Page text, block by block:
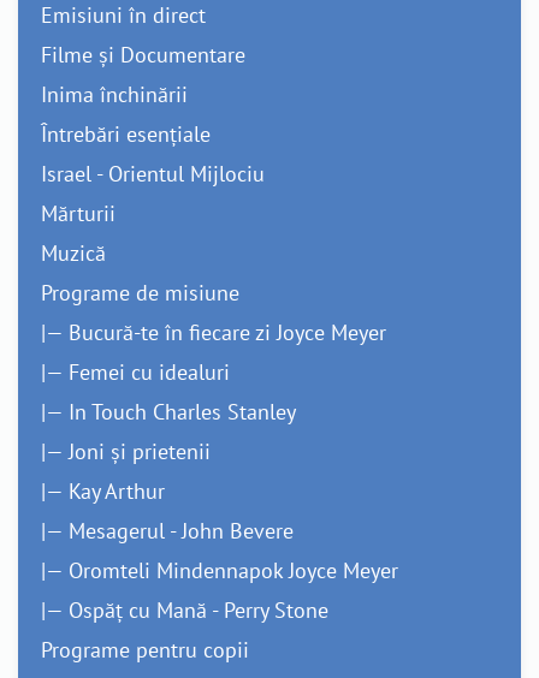
Emisiuni în direct
Filme și Documentare
Inima închinării
Întrebări esențiale
Israel - Orientul Mijlociu
Mărturii
Muzică
Programe de misiune
|— Bucură-te în fiecare zi Joyce Meyer
|— Femei cu idealuri
|— In Touch Charles Stanley
|— Joni și prietenii
|— Kay Arthur
|— Mesagerul - John Bevere
|— Oromteli Mindennapok Joyce Meyer
|— Ospăț cu Mană - Perry Stone
Programe pentru copii